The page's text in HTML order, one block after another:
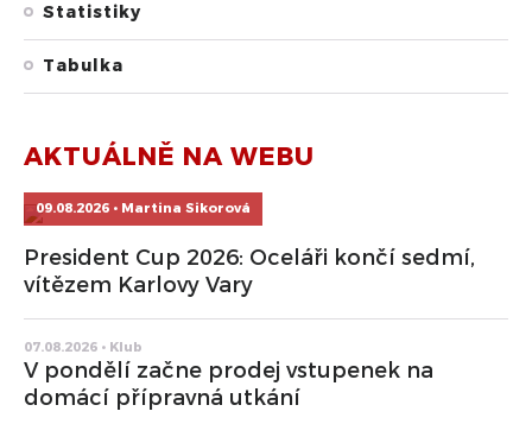
Statistiky
Tabulka
AKTUÁLNĚ NA WEBU
09.08.2026 • Martina Sikorová
President Cup 2026: Oceláři končí sedmí,
vítězem Karlovy Vary
07.08.2026 • Klub
V pondělí začne prodej vstupenek na
domácí přípravná utkání